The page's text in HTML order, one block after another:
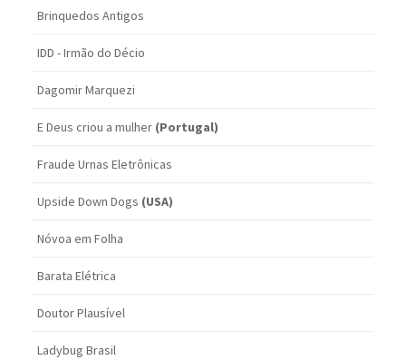
Brinquedos Antigos
IDD - Irmão do Décio
Dagomir Marquezi
E Deus criou a mulher (Portugal)
Fraude Urnas Eletrônicas
Upside Down Dogs (USA)
Nóvoa em Folha
Barata Elétrica
Doutor Plausível
Ladybug Brasil